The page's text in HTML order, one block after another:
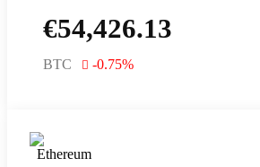
€54,426.13
BTC -0.75%